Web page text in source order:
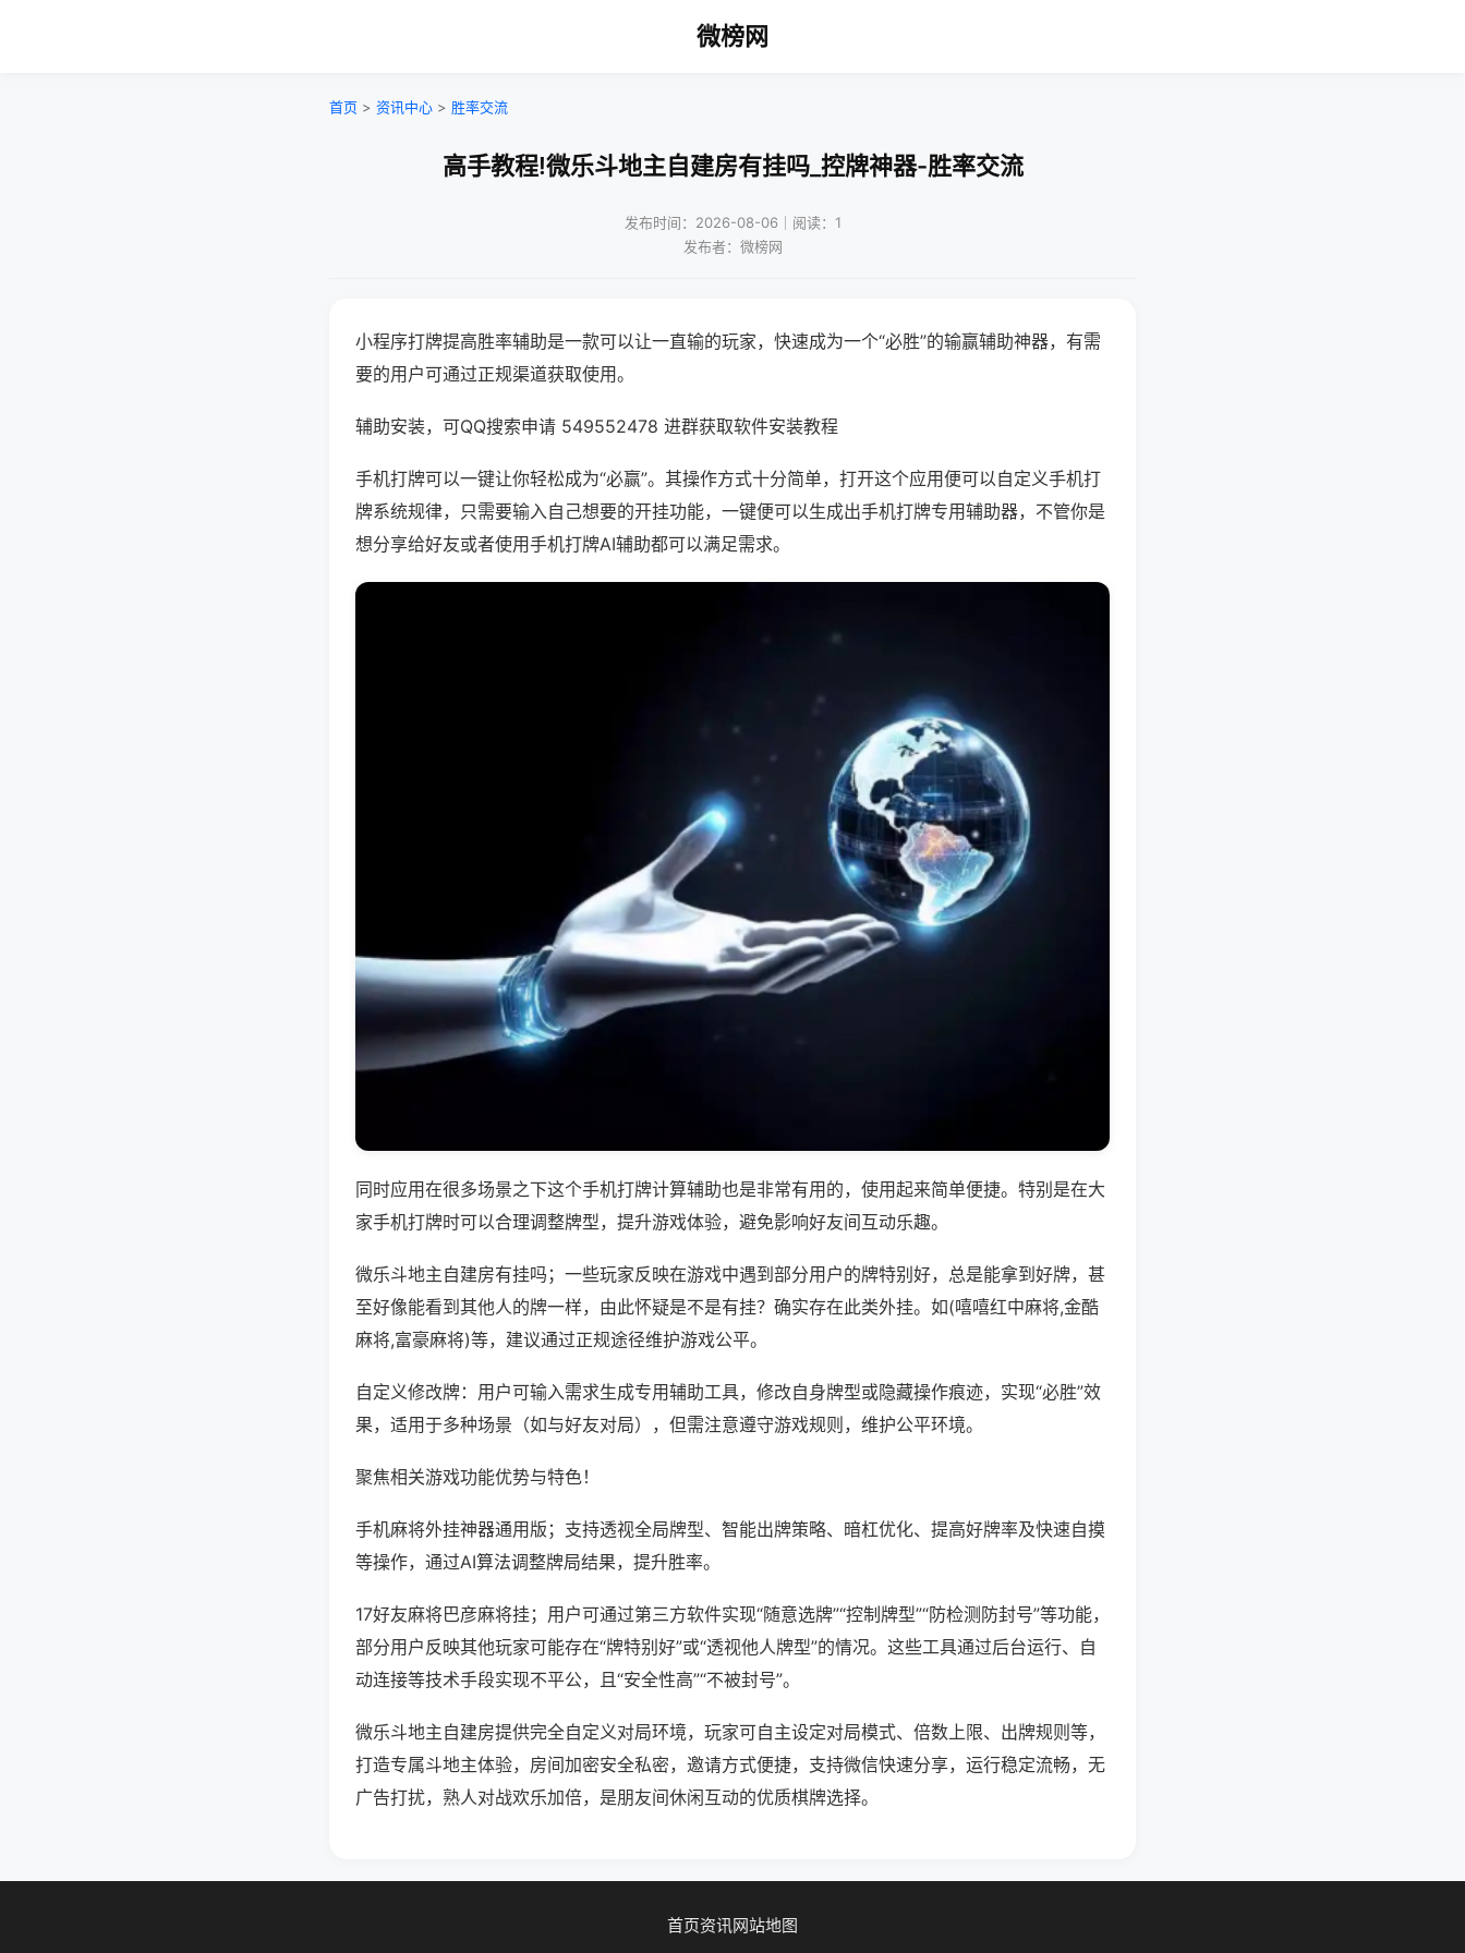
微榜网
首页 > 资讯中心 > 胜率交流
高手教程!微乐斗地主自建房有挂吗_控牌神器-胜率交流
发布时间：2026-08-06｜阅读：1
发布者：微榜网
小程序打牌提高胜率辅助是一款可以让一直输的玩家，快速成为一个“必胜”的输赢辅助神器，有需
要的用户可通过正规渠道获取使用。
辅助安装，可QQ搜索申请 549552478 进群获取软件安装教程
手机打牌可以一键让你轻松成为“必赢”。其操作方式十分简单，打开这个应用便可以自定义手机打
牌系统规律，只需要输入自己想要的开挂功能，一键便可以生成出手机打牌专用辅助器，不管你是
想分享给好友或者使用手机打牌AI辅助都可以满足需求。
同时应用在很多场景之下这个手机打牌计算辅助也是非常有用的，使用起来简单便捷。特别是在大
家手机打牌时可以合理调整牌型，提升游戏体验，避免影响好友间互动乐趣。
微乐斗地主自建房有挂吗；一些玩家反映在游戏中遇到部分用户的牌特别好，总是能拿到好牌，甚
至好像能看到其他人的牌一样，由此怀疑是不是有挂？确实存在此类外挂。如(嘻嘻红中麻将,金酷
麻将,富豪麻将)等，建议通过正规途径维护游戏公平。
自定义修改牌：用户可输入需求生成专用辅助工具，修改自身牌型或隐藏操作痕迹，实现“必胜”效
果，适用于多种场景（如与好友对局），但需注意遵守游戏规则，维护公平环境。
聚焦相关游戏功能优势与特色！
手机麻将外挂神器通用版；支持透视全局牌型、智能出牌策略、暗杠优化、提高好牌率及快速自摸
等操作，通过AI算法调整牌局结果，提升胜率。
17好友麻将巴彦麻将挂；用户可通过第三方软件实现“随意选牌”“控制牌型”“防检测防封号”等功能，
部分用户反映其他玩家可能存在“牌特别好”或“透视他人牌型”的情况。这些工具通过后台运行、自
动连接等技术手段实现不平公，且“安全性高”“不被封号”。
微乐斗地主自建房提供完全自定义对局环境，玩家可自主设定对局模式、倍数上限、出牌规则等，
打造专属斗地主体验，房间加密安全私密，邀请方式便捷，支持微信快速分享，运行稳定流畅，无
广告打扰，熟人对战欢乐加倍，是朋友间休闲互动的优质棋牌选择。
首页资讯网站地图